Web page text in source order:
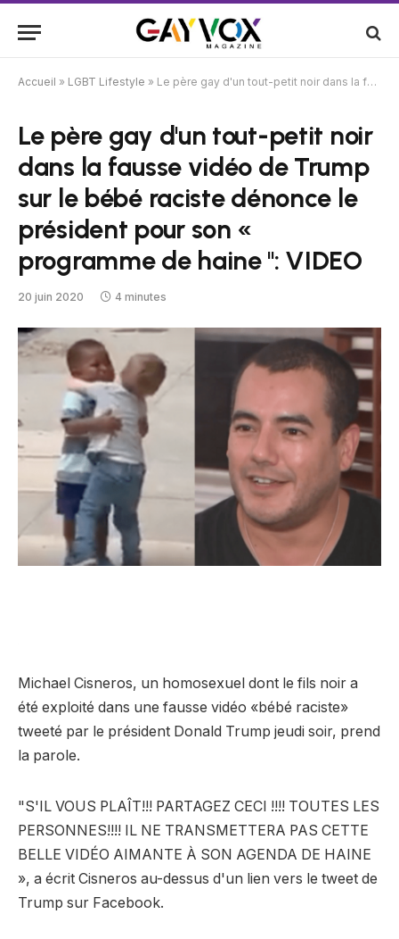
Accueil » LGBT Lifestyle » Le père gay d'un tout-petit noir dans la fausse vidéo de Trump sur le bébé raciste dénonce le président pour son « programme de haine '': VIDEO
Le père gay d'un tout-petit noir
dans la fausse vidéo de Trump
sur le bébé raciste dénonce le
président pour son «
programme de haine '': VIDEO
20 juin 2020 4 minutes
Michael Cisneros, un homosexuel dont le fils noir a
été exploité dans une fausse vidéo «bébé raciste»
tweeté par le président Donald Trump jeudi soir, prend
la parole.
"S'IL VOUS PLAÎT!!! PARTAGEZ CECI !!!! TOUTES LES
PERSONNES!!!! IL NE TRANSMETTERA PAS CETTE
BELLE VIDÉO AIMANTE À SON AGENDA DE HAINE
», a écrit Cisneros au-dessus d'un lien vers le tweet de
Trump sur Facebook.